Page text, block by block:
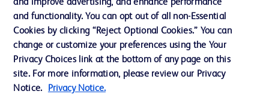
Contact met ons opnemen
Cookievoorkeuren
Privacybeleid
and improve advertising, and enhance performance
and functionality. You can opt out of all non-Essential
Cookies by clicking “Reject Optional Cookies.” You can
change or customize your preferences using the Your
Privacy Choices link at the bottom of any page on this
site. For more information, please review our Privacy
Notice.
Privacy Notice.